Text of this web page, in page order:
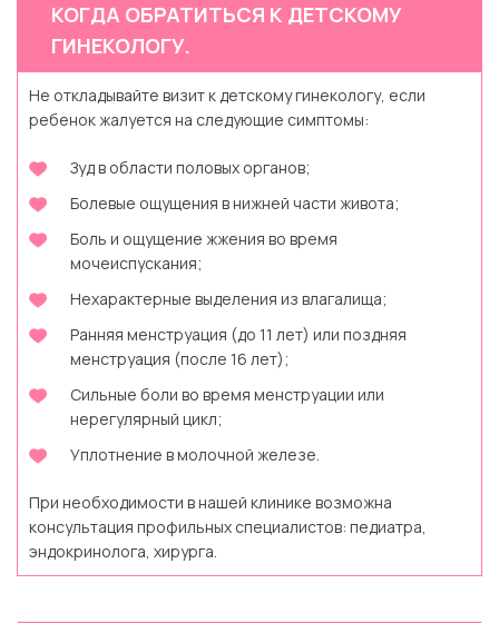
КОГДА ОБРАТИТЬСЯ К ДЕТСКОМУ
ГИНЕКОЛОГУ.
Не откладывайте визит к детскому гинекологу, если
ребенок жалуется на следующие симптомы:
Зуд в области половых органов;
Болевые ощущения в нижней части живота;
Боль и ощущение жжения во время
мочеиспускания;
Нехарактерные выделения из влагалища;
Ранняя менструация (до 11 лет) или поздняя
менструация (после 16 лет);
Сильные боли во время менструации или
нерегулярный цикл;
Уплотнение в молочной железе.
При необходимости в нашей клинике возможна
консультация профильных специалистов: педиатра,
эндокринолога, хирурга.